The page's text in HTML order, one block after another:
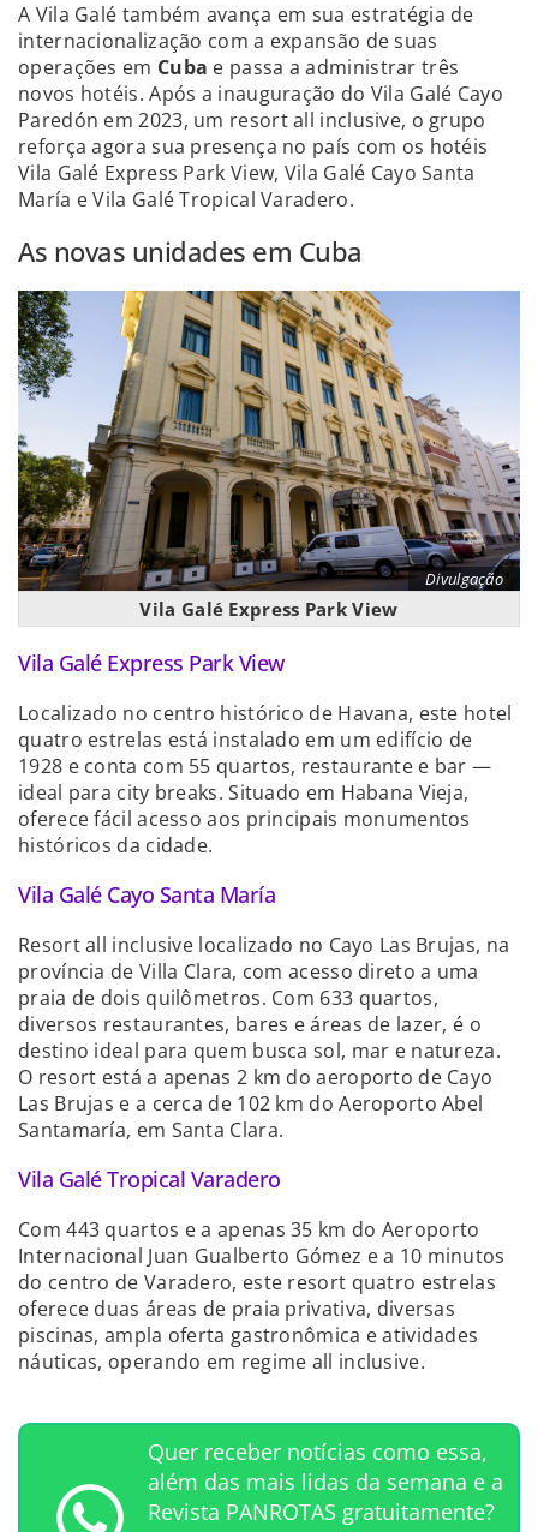
A Vila Galé também avança em sua estratégia de
internacionalização com a expansão de suas
operações em Cuba e passa a administrar três
novos hotéis. Após a inauguração do Vila Galé Cayo
Paredón em 2023, um resort all inclusive, o grupo
reforça agora sua presença no país com os hotéis
Vila Galé Express Park View, Vila Galé Cayo Santa
María e Vila Galé Tropical Varadero.
As novas unidades em Cuba
Divulgação
Vila Galé Express Park View
Vila Galé Express Park View
Localizado no centro histórico de Havana, este hotel
quatro estrelas está instalado em um edifício de
1928 e conta com 55 quartos, restaurante e bar —
ideal para city breaks. Situado em Habana Vieja,
oferece fácil acesso aos principais monumentos
históricos da cidade.
Vila Galé Cayo Santa María
Resort all inclusive localizado no Cayo Las Brujas, na
província de Villa Clara, com acesso direto a uma
praia de dois quilômetros. Com 633 quartos,
diversos restaurantes, bares e áreas de lazer, é o
destino ideal para quem busca sol, mar e natureza.
O resort está a apenas 2 km do aeroporto de Cayo
Las Brujas e a cerca de 102 km do Aeroporto Abel
Santamaría, em Santa Clara.
Vila Galé Tropical Varadero
Com 443 quartos e a apenas 35 km do Aeroporto
Internacional Juan Gualberto Gómez e a 10 minutos
do centro de Varadero, este resort quatro estrelas
oferece duas áreas de praia privativa, diversas
piscinas, ampla oferta gastronômica e atividades
náuticas, operando em regime all inclusive.
Quer receber notícias como essa,
além das mais lidas da semana e a
Revista PANROTAS gratuitamente?